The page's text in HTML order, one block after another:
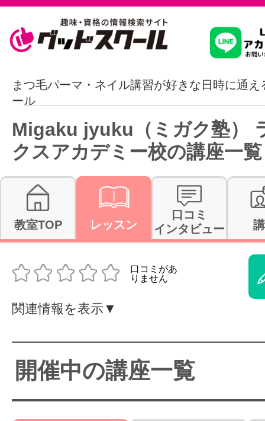
習いたいこ
スクールを
駅・路線か
通信講座を
体験レッス
やりたいこ
特集をみる
まつ毛パーマ・ネイル講習が好きな日時に通
ール
Migaku jyuku（ミガク塾）
クスアカデミー校の講座一覧
教室TOP レッスン
口コミ
インタビュー
関連情報を表示▼
開催中の講座一覧